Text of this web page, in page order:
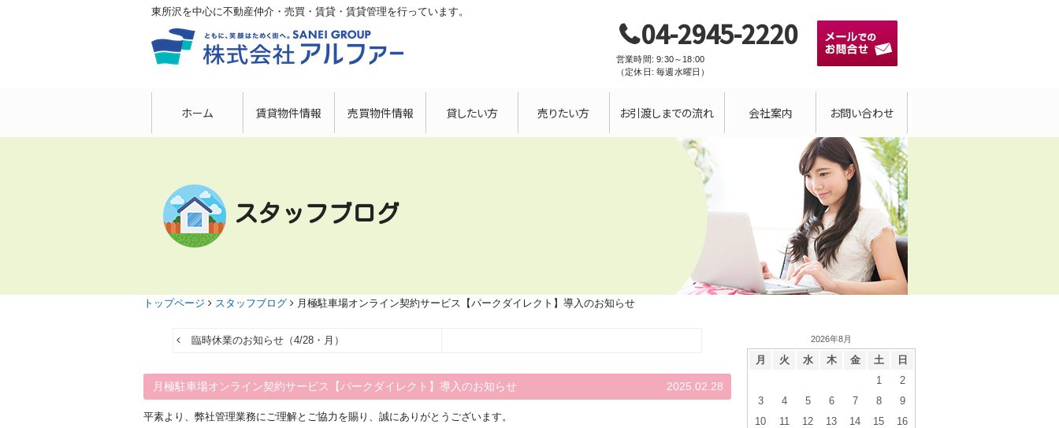
東所沢を中心に不動産仲介・売買・賃貸・賃貸管理を行っています。
04-2945-2220
営業時間: 9:30～18:00
（定休日: 毎週水曜日）
ホーム 賃貸物件情報 売買物件情報 貸したい方 売りたい方 お引渡しまでの流れ 会社案内 お問い合わせ
スタッフブログ
トップページ スタッフブログ 月極駐車場オンライン契約サービス【パークダイレクト】導入のお知らせ
臨時休業のお知らせ（4/28・月）
月極駐車場オンライン契約サービス【パークダイレクト】導入のお知らせ 2025.02.28
平素より、弊社管理業務にご理解とご協力を賜り、誠にありがとうございます。
2026年8月
月 火 水 木 金 土 日
1
2
3
4 5 6 7 8
9
10
11 12 13 14 15
16